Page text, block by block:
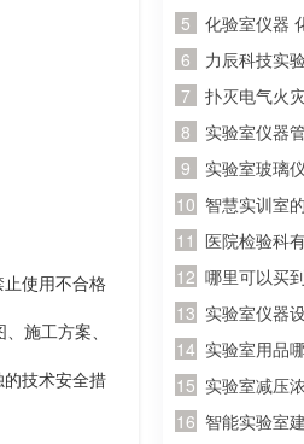
使用不合格
施工方案、
技术安全措
公司招聘工
验室化验仪
化验室仪器
验的必备装
力辰科技实
怎么安装？
扑灭电气火
用什么灭火
实验室仪器
多了，求推
实验室玻璃
璃仪器有哪
智慧实训室
养？智慧康
医院检验科
射科、病理
哪里可以买
器的试剂，
实验室仪器
名称及图片
实验室用品
套初三所有
钱？分开买
实验室减压
压蒸馏装置
智能实验室